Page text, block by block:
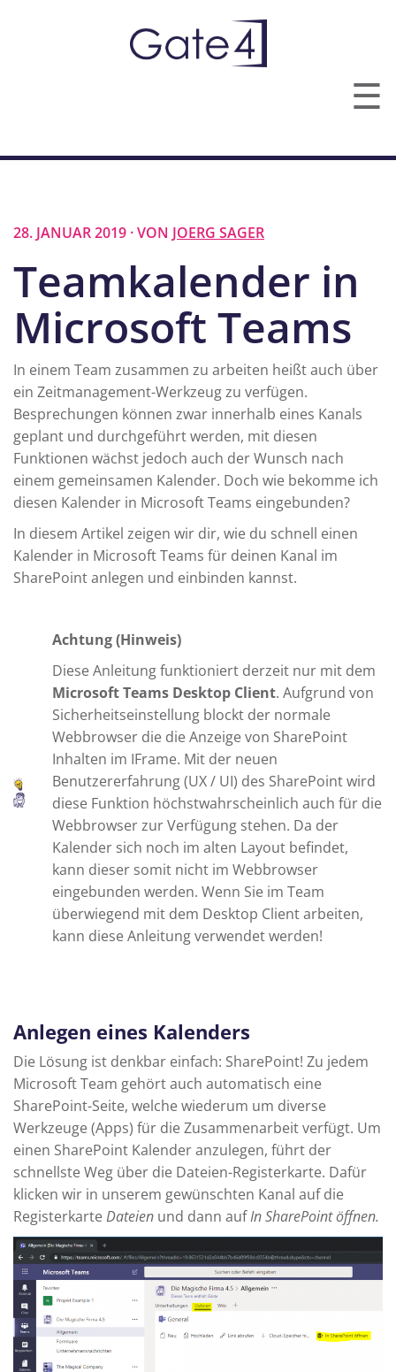
☰
TECHNOLOGIEN
ÜBER UNS
KONTAKT
28. JANUAR 2019 · VON JOERG SAGER
Teamkalender in
Microsoft Teams
In einem Team zusammen zu arbeiten heißt auch über
ein Zeitmanagement-Werkzeug zu verfügen.
Besprechungen können zwar innerhalb eines Kanals
geplant und durchgeführt werden, mit diesen
Funktionen wächst jedoch auch der Wunsch nach
einem gemeinsamen Kalender. Doch wie bekomme ich
diesen Kalender in Microsoft Teams eingebunden?
In diesem Artikel zeigen wir dir, wie du schnell einen
Kalender in Microsoft Teams für deinen Kanal im
SharePoint anlegen und einbinden kannst.
Achtung (Hinweis)
Diese Anleitung funktioniert derzeit nur mit dem
Microsoft Teams Desktop Client. Aufgrund von
Sicherheitseinstellung blockt der normale
Webbrowser die die Anzeige von SharePoint
Inhalten im IFrame. Mit der neuen
Benutzererfahrung (UX / UI) des SharePoint wird
diese Funktion höchstwahrscheinlich auch für die
Webbrowser zur Verfügung stehen. Da der
Kalender sich noch im alten Layout befindet,
kann dieser somit nicht im Webbrowser
eingebunden werden. Wenn Sie im Team
überwiegend mit dem Desktop Client arbeiten,
kann diese Anleitung verwendet werden!
Anlegen eines Kalenders
Die Lösung ist denkbar einfach: SharePoint! Zu jedem
Microsoft Team gehört auch automatisch eine
SharePoint-Seite, welche wiederum um diverse
Werkzeuge (Apps) für die Zusammenarbeit verfügt. Um
einen SharePoint Kalender anzulegen, führt der
schnellste Weg über die Dateien-Registerkarte. Dafür
klicken wir in unserem gewünschten Kanal auf die
RegisterkarteDateien und dann aufIn SharePoint öffnen.